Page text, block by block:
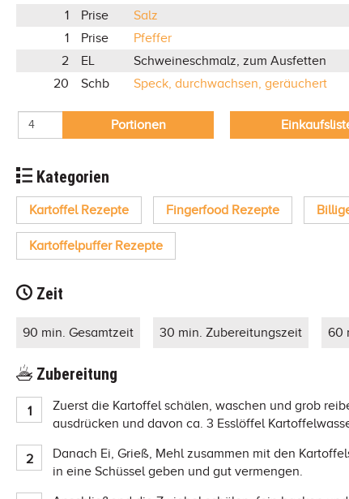
1
Prise
Salz
1
Prise
Pfeffer
2
EL
Schweineschmalz, zum Ausfetten
20
Schb Speck, durchwachsen, geräuchert
Portionen
Kategorien
Kartoffel Rezepte Fingerfood Rezepte
Kartoffelpuffer Rezepte
Zeit
90 min. Gesamtzeit 30 min. Zubereitungszeit 60
Zubereitung
Zuerst die Kartoffel schälen, waschen und grob
ausdrücken und davon ca. 3 Esslöffel
Danach Ei, Grieß, Mehl zusammen mit den
in eine Schüssel geben und gut vermengen.